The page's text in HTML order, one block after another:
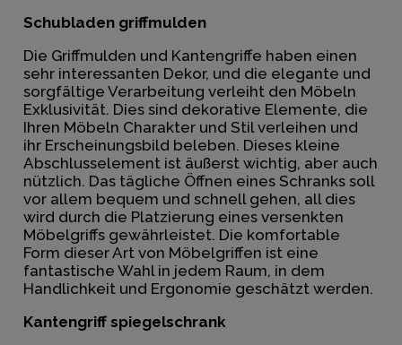
Schubladen griffmulden
Die Griffmulden und Kantengriffe haben einen
sehr interessanten Dekor, und die elegante und
sorgfältige Verarbeitung verleiht den Möbeln
Exklusivität. Dies sind dekorative Elemente, die
Ihren Möbeln Charakter und Stil verleihen und
ihr Erscheinungsbild beleben. Dieses kleine
Abschlusselement ist äußerst wichtig, aber auch
nützlich. Das tägliche Öffnen eines Schranks soll
vor allem bequem und schnell gehen, all dies
wird durch die Platzierung eines versenkten
Möbelgriffs gewährleistet. Die komfortable
Form dieser Art von Möbelgriffen ist eine
fantastische Wahl in jedem Raum, in dem
Handlichkeit und Ergonomie geschätzt werden.
Kantengriff spiegelschrank